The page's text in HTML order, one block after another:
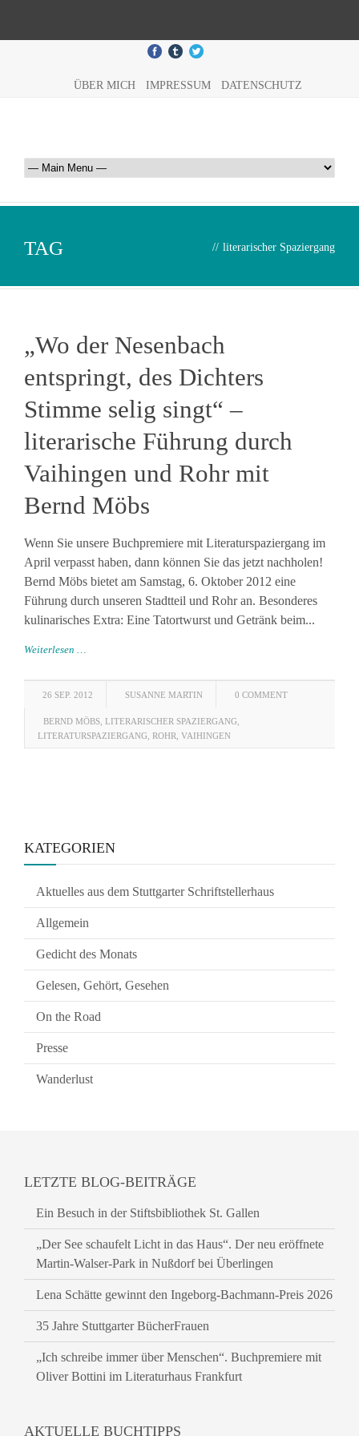
ÜBER MICH IMPRESSUM DATENSCHUTZ
TAG // literarischer Spaziergang
„Wo der Nesenbach
entspringt, des Dichters
Stimme selig singt“ –
literarische Führung durch
Vaihingen und Rohr mit
Bernd Möbs
Wenn Sie unsere Buchpremiere mit Literaturspaziergang im
April verpasst haben, dann können Sie das jetzt nachholen!
Bernd Möbs bietet am Samstag, 6. Oktober 2012 eine
Führung durch unseren Stadtteil und Rohr an. Besonderes
kulinarisches Extra: Eine Tatortwurst und Getränk beim...
Weiterlesen …
26 SEP. 2012 SUSANNE MARTIN 0 COMMENT
BERND MÖBS LITERARISCHER SPAZIERGANG
LITERATURSPAZIERGANG ROHR VAIHINGEN
KATEGORIEN
Aktuelles aus dem Stuttgarter Schriftstellerhaus
Allgemein
Gedicht des Monats
Gelesen, Gehört, Gesehen
On the Road
Presse
Wanderlust
LETZTE BLOG-BEITRÄGE
Ein Besuch in der Stiftsbibliothek St. Gallen
„Der See schaufelt Licht in das Haus“. Der neu eröffnete
Martin-Walser-Park in Nußdorf bei Überlingen
Lena Schätte gewinnt den Ingeborg-Bachmann-Preis 2026
35 Jahre Stuttgarter BücherFrauen
„Ich schreibe immer über Menschen“. Buchpremiere mit
Oliver Bottini im Literaturhaus Frankfurt
AKTUELLE BUCHTIPPS